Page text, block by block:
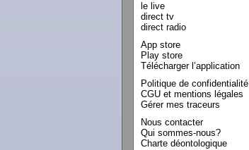
le live
direct tv
direct radio
App store
Play store
Télécharger l’application
Politique de confidentialité
CGU et mentions légales
Gérer mes traceurs
Nous contacter
Qui sommes-nous?
Charte déontologique